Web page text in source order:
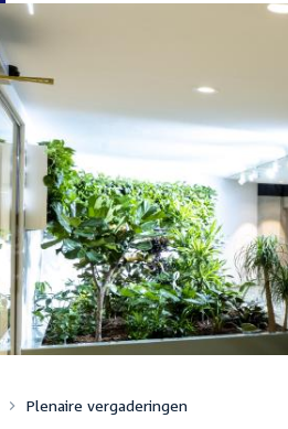
Plenaire vergaderingen